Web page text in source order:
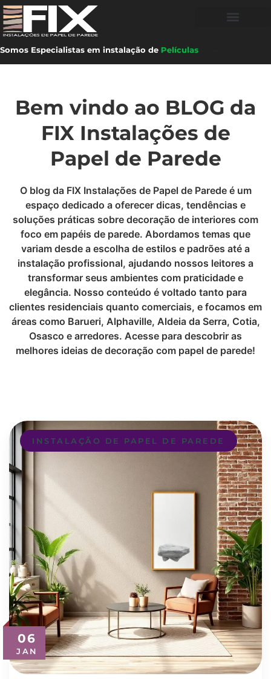
Somos Especialistas em instalação de Películas
Bem vindo ao BLOG da
FIX Instalações de
Papel de Parede
O blog da FIX Instalações de Papel de Parede é um
espaço dedicado a oferecer dicas, tendências e
soluções práticas sobre decoração de interiores com
foco em papéis de parede. Abordamos temas que
variam desde a escolha de estilos e padrões até a
instalação profissional, ajudando nossos leitores a
transformar seus ambientes com praticidade e
elegância. Nosso conteúdo é voltado tanto para
clientes residenciais quanto comerciais, e focamos em
áreas como Barueri, Alphaville, Aldeia da Serra, Cotia,
Osasco e arredores. Acesse para descobrir as
melhores ideias de decoração com papel de parede!
06
JAN
INSTALAÇÃO DE PAPEL DE PAREDE